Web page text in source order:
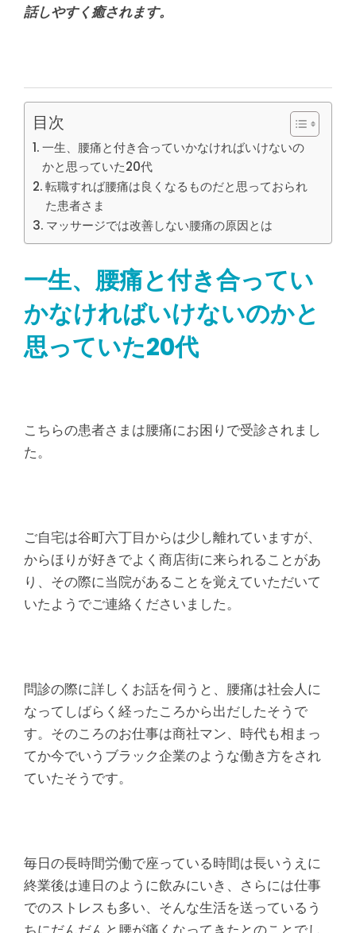
話しやすく癒されます。
目次
一生、腰痛と付き合っていかなければいけないの
かと思っていた20代
転職すれば腰痛は良くなるものだと思っておられ
た患者さま
マッサージでは改善しない腰痛の原因とは
一生、腰痛と付き合ってい
かなければいけないのかと
思っていた20代
こちらの患者さまは腰痛にお困りで受診されまし
た。
ご自宅は谷町六丁目からは少し離れていますが、
からほりが好きでよく商店街に来られることがあ
り、その際に当院があることを覚えていただいて
いたようでご連絡くださいました。
問診の際に詳しくお話を伺うと、腰痛は社会人に
なってしばらく経ったころから出だしたそうで
す。そのころのお仕事は商社マン、時代も相まっ
てか今でいうブラック企業のような働き方をされ
ていたそうです。
毎日の長時間労働で座っている時間は長いうえに
終業後は連日のように飲みにいき、さらには仕事
でのストレスも多い、そんな生活を送っているう